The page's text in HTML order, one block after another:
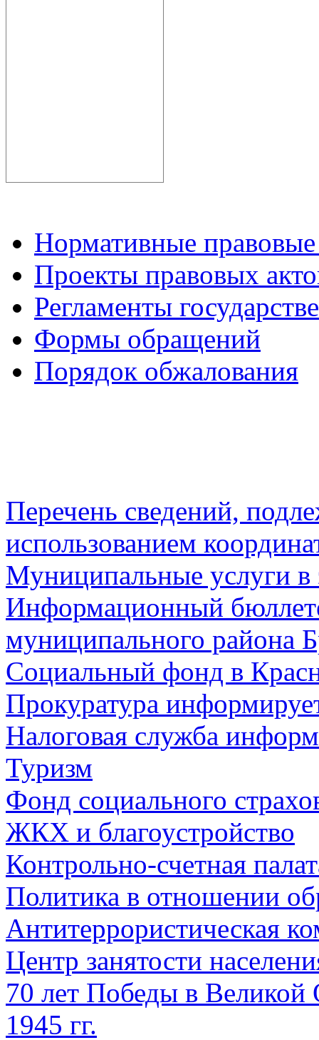
Нормативные
Проекты правовых
Регламенты
Формы обращений
Порядок обжалования
Перечень сведений,
использованием
Муниципальные услуги в
Информационный
муниципального района
Социальный фонд в
Прокуратура
Налоговая служба
Туризм
Фонд социального
ЖКХ и благоустройство
Контрольно-счетная
Политика в отношении
Антитеррористическая
Центр занятости
70 лет Победы в Великой
1945 гг.